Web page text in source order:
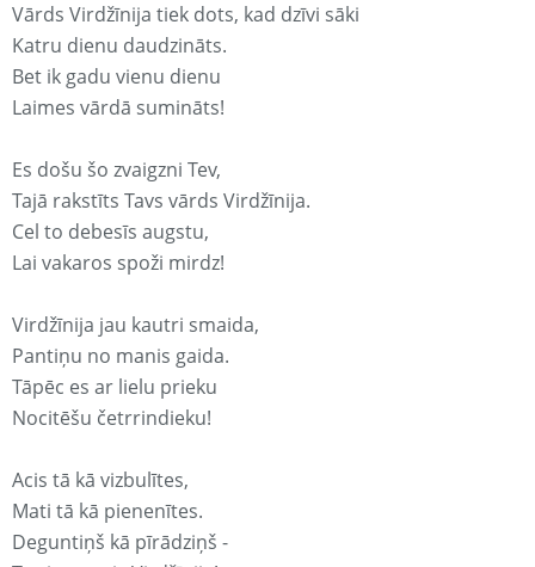
Vārds Virdžīnija tiek dots, kad dzīvi sāki
Katru dienu daudzināts.
Bet ik gadu vienu dienu
Laimes vārdā sumināts!
Es došu šo zvaigzni Tev,
Tajā rakstīts Tavs vārds Virdžīnija.
Cel to debesīs augstu,
Lai vakaros spoži mirdz!
Virdžīnija jau kautri smaida,
Pantiņu no manis gaida.
Tāpēc es ar lielu prieku
Nocitēšu četrrindieku!
Acis tā kā vizbulītes,
Mati tā kā pienenītes.
Deguntiņš kā pīrādziņš -